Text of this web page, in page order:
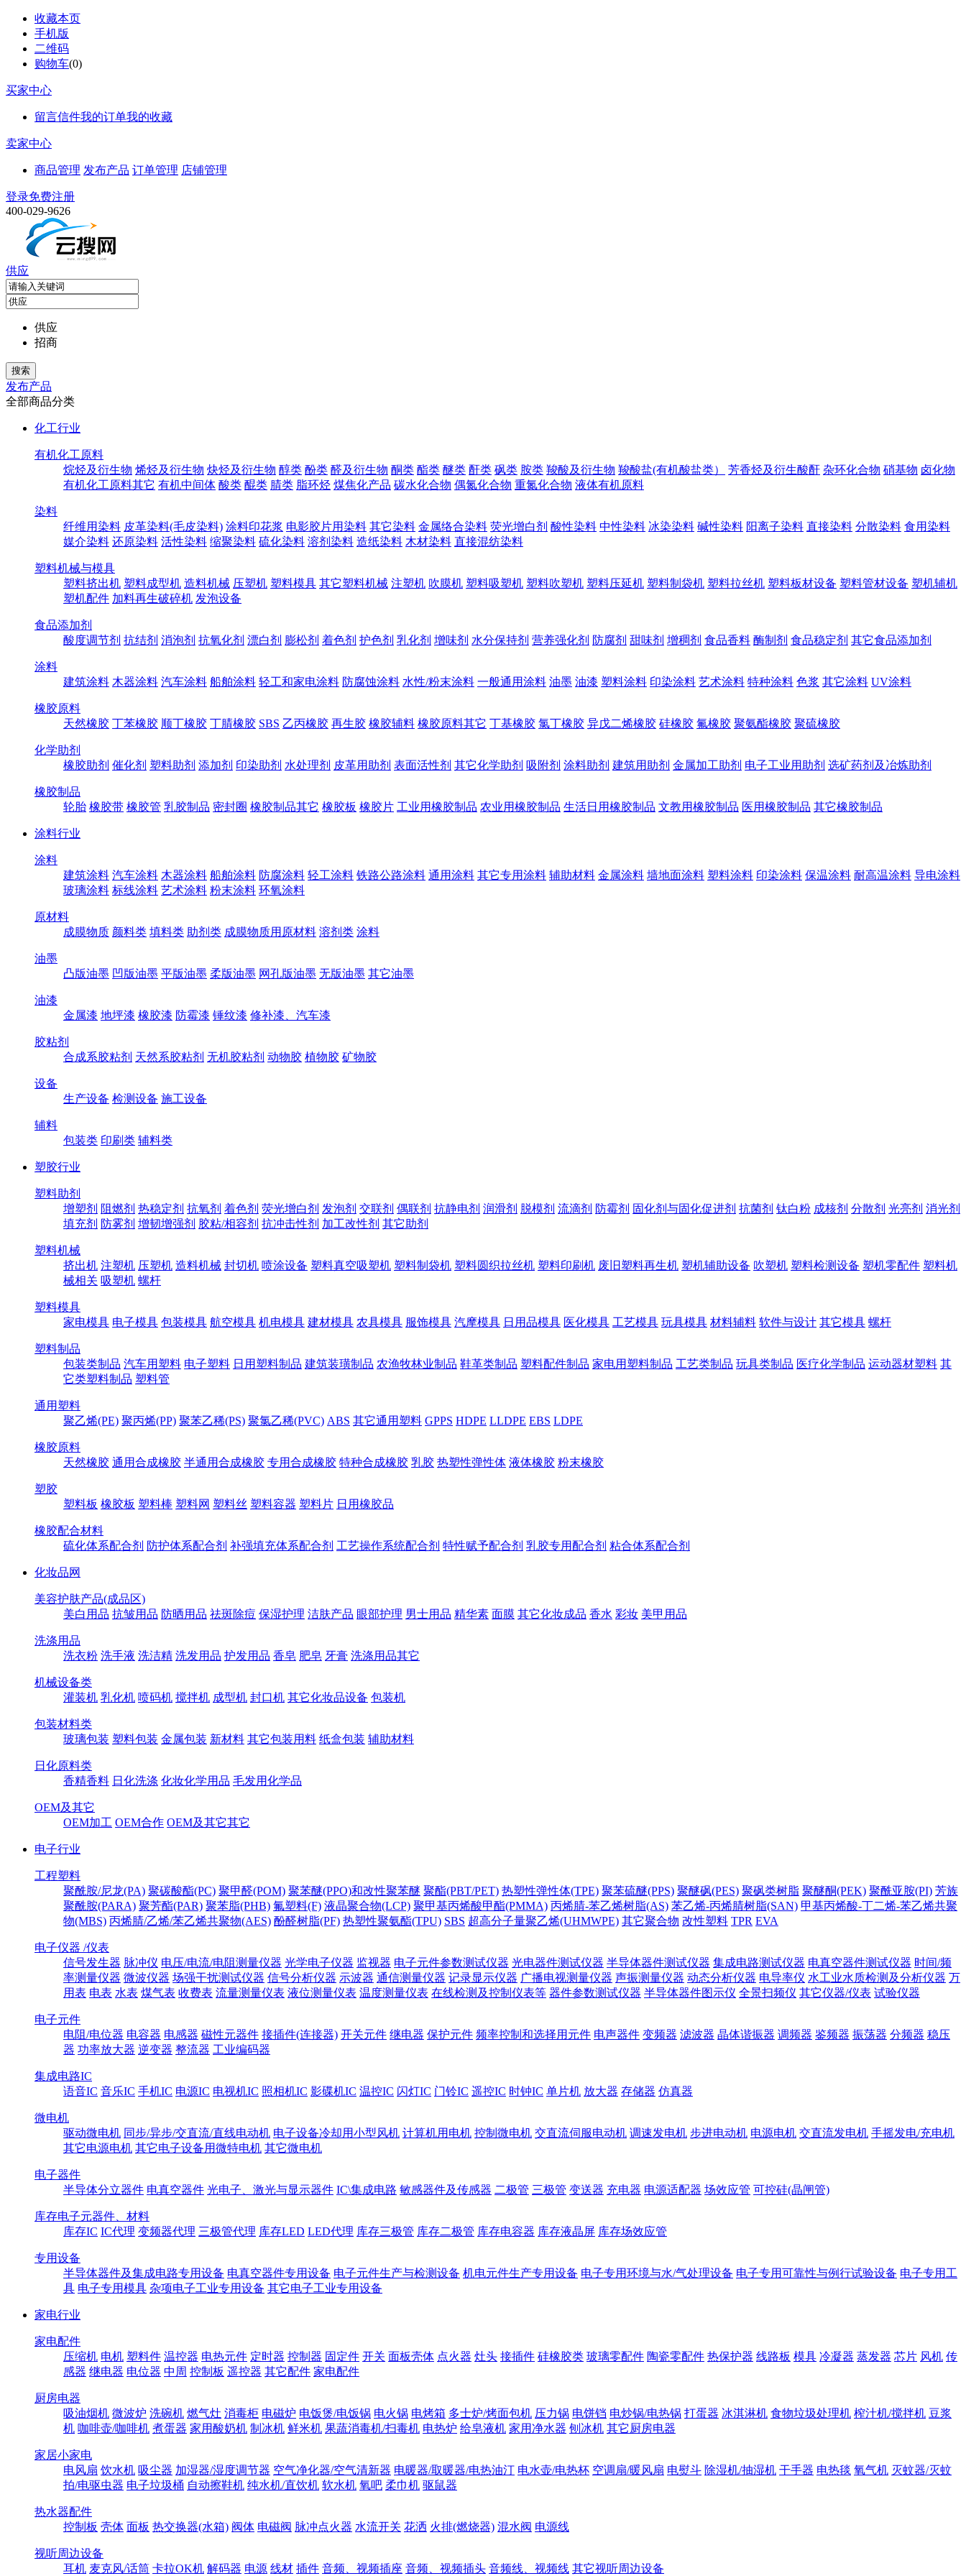
收藏本页
手机版
二维码
购物车(0)
买家中心
留言信件我的订单我的收藏
卖家中心
商品管理 发布产品 订单管理 店铺管理
登录免费注册
400-029-9626
供应
供应
招商
发布产品
全部商品分类
化工行业
有机化工原料
烷烃及衍生物 烯烃及衍生物 炔烃及衍生物 醇类 酚类 醛及衍生物 酮类 酯类 醚类 酐类 砜类 胺类 羧酸及衍生物 羧酸盐(有机酸盐类） 芳香烃及衍生酸酐 杂环化合物 硝基物 卤化物
有机化工原料其它 有机中间体 酸类 醌类 腈类 脂环烃 煤焦化产品 碳水化合物 偶氮化合物 重氮化合物 液体有机原料
染料
纤维用染料 皮革染料(毛皮染料) 涂料印花浆 电影胶片用染料 其它染料 金属络合染料 荧光增白剂 酸性染料 中性染料 冰染染料 碱性染料 阳离子染料 直接染料 分散染料 食用染料
媒介染料 还原染料 活性染料 缩聚染料 硫化染料 溶剂染料 造纸染料 木材染料 直接混纺染料
塑料机械与模具
塑料挤出机 塑料成型机 造料机械 压塑机 塑料模具 其它塑料机械 注塑机 吹膜机 塑料吸塑机 塑料吹塑机 塑料压延机 塑料制袋机 塑料拉丝机 塑料板材设备 塑料管材设备 塑机辅机
塑机配件 加料再生破碎机 发泡设备
食品添加剂
酸度调节剂 抗结剂 消泡剂 抗氧化剂 漂白剂 膨松剂 着色剂 护色剂 乳化剂 增味剂 水分保持剂 营养强化剂 防腐剂 甜味剂 增稠剂 食品香料 酶制剂 食品稳定剂 其它食品添加剂
涂料
建筑涂料 木器涂料 汽车涂料 船舶涂料 轻工和家电涂料 防腐蚀涂料 水性/粉末涂料 一般通用涂料 油墨 油漆 塑料涂料 印染涂料 艺术涂料 特种涂料 色浆 其它涂料 UV涂料
橡胶原料
天然橡胶 丁苯橡胶 顺丁橡胶 丁腈橡胶 SBS 乙丙橡胶 再生胶 橡胶辅料 橡胶原料其它 丁基橡胶 氯丁橡胶 异戊二烯橡胶 硅橡胶 氟橡胶 聚氨酯橡胶 聚硫橡胶
化学助剂
橡胶助剂 催化剂 塑料助剂 添加剂 印染助剂 水处理剂 皮革用助剂 表面活性剂 其它化学助剂 吸附剂 涂料助剂 建筑用助剂 金属加工助剂 电子工业用助剂 选矿药剂及冶炼助剂
橡胶制品
轮胎 橡胶带 橡胶管 乳胶制品 密封圈 橡胶制品其它 橡胶板 橡胶片 工业用橡胶制品 农业用橡胶制品 生活日用橡胶制品 文教用橡胶制品 医用橡胶制品 其它橡胶制品
涂料行业
涂料
建筑涂料 汽车涂料 木器涂料 船舶涂料 防腐涂料 轻工涂料 铁路公路涂料 通用涂料 其它专用涂料 辅助材料 金属涂料 墙地面涂料 塑料涂料 印染涂料 保温涂料 耐高温涂料 导电涂料
玻璃涂料 标线涂料 艺术涂料 粉末涂料 环氧涂料
原材料
成膜物质 颜料类 填料类 助剂类 成膜物质用原材料 溶剂类 涂料
油墨
凸版油墨 凹版油墨 平版油墨 柔版油墨 网孔版油墨 无版油墨 其它油墨
油漆
金属漆 地坪漆 橡胶漆 防霉漆 锤纹漆 修补漆、汽车漆
胶粘剂
合成系胶粘剂 天然系胶粘剂 无机胶粘剂 动物胶 植物胶 矿物胶
设备
生产设备 检测设备 施工设备
辅料
包装类 印刷类 辅料类
塑胶行业
塑料助剂
增塑剂 阻燃剂 热稳定剂 抗氧剂 着色剂 荧光增白剂 发泡剂 交联剂 偶联剂 抗静电剂 润滑剂 脱模剂 流滴剂 防霉剂 固化剂与固化促进剂 抗菌剂 钛白粉 成核剂 分散剂 光亮剂 消光剂
填充剂 防雾剂 增韧增强剂 胶粘/相容剂 抗冲击性剂 加工改性剂 其它助剂
塑料机械
挤出机 注塑机 压塑机 造料机械 封切机 喷涂设备 塑料真空吸塑机 塑料制袋机 塑料圆织拉丝机 塑料印刷机 废旧塑料再生机 塑机辅助设备 吹塑机 塑料检测设备 塑机零配件 塑料机
械相关 吸塑机 螺杆
塑料模具
家电模具 电子模具 包装模具 航空模具 机电模具 建材模具 农具模具 服饰模具 汽摩模具 日用品模具 医化模具 工艺模具 玩具模具 材料辅料 软件与设计 其它模具 螺杆
塑料制品
包装类制品 汽车用塑料 电子塑料 日用塑料制品 建筑装璜制品 农渔牧林业制品 鞋革类制品 塑料配件制品 家电用塑料制品 工艺类制品 玩具类制品 医疗化学制品 运动器材塑料 其
它类塑料制品 塑料管
通用塑料
聚乙烯(PE) 聚丙烯(PP) 聚苯乙稀(PS) 聚氯乙稀(PVC) ABS 其它通用塑料 GPPS HDPE LLDPE EBS LDPE
橡胶原料
天然橡胶 通用合成橡胶 半通用合成橡胶 专用合成橡胶 特种合成橡胶 乳胶 热塑性弹性体 液体橡胶 粉末橡胶
塑胶
塑料板 橡胶板 塑料棒 塑料网 塑料丝 塑料容器 塑料片 日用橡胶品
橡胶配合材料
硫化体系配合剂 防护体系配合剂 补强填充体系配合剂 工艺操作系统配合剂 特性赋予配合剂 乳胶专用配合剂 粘合体系配合剂
化妆品网
美容护肤产品(成品区)
美白用品 抗皱用品 防晒用品 祛斑除痘 保湿护理 洁肤产品 眼部护理 男士用品 精华素 面膜 其它化妆成品 香水 彩妆 美甲用品
洗涤用品
洗衣粉 洗手液 洗洁精 洗发用品 护发用品 香皂 肥皂 牙膏 洗涤用品其它
机械设备类
灌装机 乳化机 喷码机 搅拌机 成型机 封口机 其它化妆品设备 包装机
包装材料类
玻璃包装 塑料包装 金属包装 新材料 其它包装用料 纸盒包装 辅助材料
日化原料类
香精香料 日化洗涤 化妆化学用品 毛发用化学品
OEM及其它
OEM加工 OEM合作 OEM及其它其它
电子行业
工程塑料
聚酰胺/尼龙(PA) 聚碳酸酯(PC) 聚甲醛(POM) 聚苯醚(PPO)和改性聚苯醚 聚酯(PBT/PET) 热塑性弹性体(TPE) 聚苯硫醚(PPS) 聚醚砜(PES) 聚砜类树脂 聚醚酮(PEK) 聚酰亚胺(PI) 芳族
聚酰胺(PARA) 聚芳酯(PAR) 聚苯脂(PHB) 氟塑料(F) 液晶聚合物(LCP) 聚甲基丙烯酸甲酯(PMMA) 丙烯腈-苯乙烯树脂(AS) 苯乙烯-丙烯腈树脂(SAN) 甲基丙烯酸-丁二烯-苯乙烯共聚
物(MBS) 丙烯腈/乙烯/苯乙烯共聚物(AES) 酚醛树脂(PF) 热塑性聚氨酯(TPU) SBS 超高分子量聚乙烯(UHMWPE) 其它聚合物 改性塑料 TPR EVA
电子仪器 /仪表
信号发生器 脉冲仪 电压/电流/电阻测量仪器 光学电子仪器 监视器 电子元件参数测试仪器 光电器件测试仪器 半导体器件测试仪器 集成电路测试仪器 电真空器件测试仪器 时间/频
率测量仪器 微波仪器 场强干扰测试仪器 信号分析仪器 示波器 通信测量仪器 记录显示仪器 广播电视测量仪器 声振测量仪器 动态分析仪器 电导率仪 水工业水质检测及分析仪器 万
用表 电表 水表 煤气表 收费表 流量测量仪表 液位测量仪表 温度测量仪表 在线检测及控制仪表等 器件参数测试仪器 半导体器件图示仪 全景扫频仪 其它仪器/仪表 试验仪器
电子元件
电阻/电位器 电容器 电感器 磁性元器件 接插件(连接器) 开关元件 继电器 保护元件 频率控制和选择用元件 电声器件 变频器 滤波器 晶体谐振器 调频器 鉴频器 振荡器 分频器 稳压
器 功率放大器 逆变器 整流器 工业编码器
集成电路IC
语音IC 音乐IC 手机IC 电源IC 电视机IC 照相机IC 影碟机IC 温控IC 闪灯IC 门铃IC 遥控IC 时钟IC 单片机 放大器 存储器 仿真器
微电机
驱动微电机 同步/异步/交直流/直线电动机 电子设备冷却用小型风机 计算机用电机 控制微电机 交直流伺服电动机 调速发电机 步进电动机 电源电机 交直流发电机 手摇发电/充电机
其它电源电机 其它电子设备用微特电机 其它微电机
电子器件
半导体分立器件 电真空器件 光电子、激光与显示器件 IC\集成电路 敏感器件及传感器 二极管 三极管 变送器 充电器 电源适配器 场效应管 可控硅(晶闸管)
库存电子元器件、材料
库存IC IC代理 变频器代理 三极管代理 库存LED LED代理 库存三极管 库存二极管 库存电容器 库存液晶屏 库存场效应管
专用设备
半导体器件及集成电路专用设备 电真空器件专用设备 电子元件生产与检测设备 机电元件生产专用设备 电子专用环境与水/气处理设备 电子专用可靠性与例行试验设备 电子专用工
具 电子专用模具 杂项电子工业专用设备 其它电子工业专用设备
家电行业
家电配件
压缩机 电机 塑料件 温控器 电热元件 定时器 控制器 固定件 开关 面板壳体 点火器 灶头 接插件 硅橡胶类 玻璃零配件 陶瓷零配件 热保护器 线路板 模具 冷凝器 蒸发器 芯片 风机 传
感器 继电器 电位器 中周 控制板 遥控器 其它配件 家电配件
厨房电器
吸油烟机 微波炉 洗碗机 燃气灶 消毒柜 电磁炉 电饭煲/电饭锅 电火锅 电烤箱 多士炉/烤面包机 压力锅 电饼铛 电炒锅/电热锅 打蛋器 冰淇淋机 食物垃圾处理机 榨汁机/搅拌机 豆浆
机 咖啡壶/咖啡机 煮蛋器 家用酸奶机 制冰机 鲜米机 果蔬消毒机/扫毒机 电热炉 给皂液机 家用净水器 刨冰机 其它厨房电器
家居小家电
电风扇 饮水机 吸尘器 加湿器/湿度调节器 空气净化器/空气清新器 电暖器/取暖器/电热油汀 电水壶/电热杯 空调扇/暖风扇 电熨斗 除湿机/抽湿机 干手器 电热毯 氧气机 灭蚊器/灭蚊
拍/电驱虫器 电子垃圾桶 自动擦鞋机 纯水机/直饮机 软水机 氧吧 柔巾机 驱鼠器
热水器配件
控制板 壳体 面板 热交换器(水箱) 阀体 电磁阀 脉冲点火器 水流开关 花洒 火排(燃烧器) 混水阀 电源线
视听周边设备
耳机 麦克风/话筒 卡拉OK机 解码器 电源 线材 插件 音频、视频插座 音频、视频插头 音频线、视频线 其它视听周边设备